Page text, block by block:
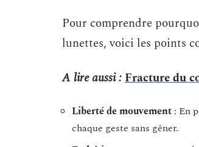
Pour comprendre
lunettes, voici les points
A lire aussi :Fracture du
Liberté de mouvement : En
chaque geste sans gêner.